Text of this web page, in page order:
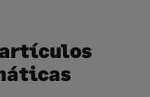
artículos